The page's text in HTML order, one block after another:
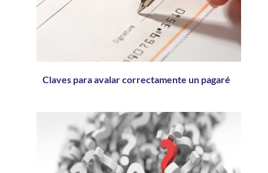
Claves para avalar correctamente un pagaré